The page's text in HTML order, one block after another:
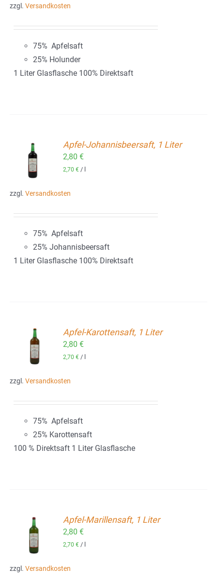
zzgl. Versandkosten
75% Apfelsaft
25% Holunder
1 Liter Glasflasche 100% Direktsaft
Apfel-Johannisbeersaft, 1 Liter
2,80€
2,70€ /
zzgl. Versandkosten
75% Apfelsaft
25% Johannisbeersaft
1 Liter Glasflasche 100% Direktsaft
Apfel-Karottensaft, 1 Liter
2,80€
2,70€ /
zzgl. Versandkosten
75% Apfelsaft
25% Karottensaft
100 % Direktsaft 1 Liter Glasflasche
Apfel-Marillensaft, 1 Liter
2,80€
2,70€ /
zzgl. Versandkosten